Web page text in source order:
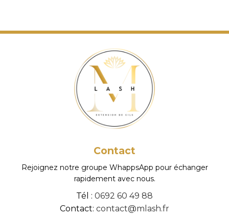
Contact
Rejoignez notre groupe WhappsApp pour échanger
rapidement avec nous.
Tél : 0692 60 49 88
Contact: contact@mlash.fr